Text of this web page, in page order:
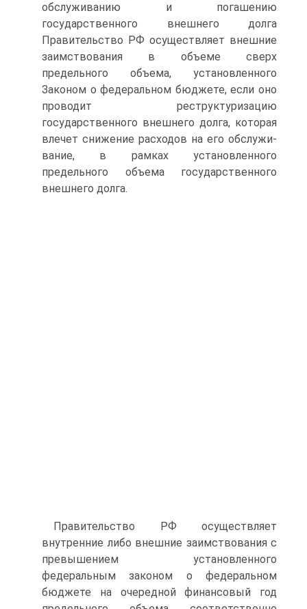
обслуживанию и погашению
государственного внешнего долга
Правительство РФ осуществляет внешние
заимствования в объеме сверх
предельного объема, установленного
Законом о федеральном бюджете, если оно
проводит реструктуризацию
государственного внешнего долга, которая
влечет снижение расходов на его обслужи­
вание, в рамках установленного
предельного объема государствен­ного
внешнего долга.
Правительство РФ осуществляет
внутренние либо внешние за­имствования с
превышением установленного
федеральным законом о федеральном
бюджете на очередной финансовый год